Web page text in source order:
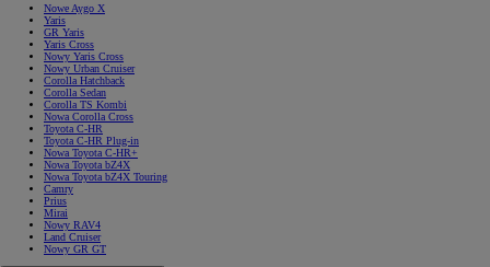
Nowe Aygo X
Yaris
GR Yaris
Yaris Cross
Nowy Yaris Cross
Nowy Urban Cruiser
Corolla Hatchback
Corolla Sedan
Corolla TS Kombi
Nowa Corolla Cross
Toyota C-HR
Toyota C-HR Plug-in
Nowa Toyota C-HR+
Nowa Toyota bZ4X
Nowa Toyota bZ4X Touring
Camry
Prius
Mirai
Nowy RAV4
Land Cruiser
Nowy GR GT